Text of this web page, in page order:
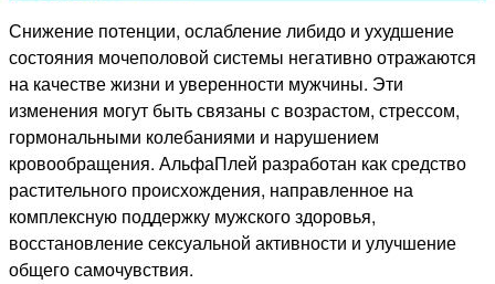
Снижение потенции, ослабление либидо и ухудшение
состояния мочеполовой системы негативно отражаются
на качестве жизни и уверенности мужчины. Эти
изменения могут быть связаны с возрастом, стрессом,
гормональными колебаниями и нарушением
кровообращения. АльфаПлей разработан как средство
растительного происхождения, направленное на
комплексную поддержку мужского здоровья,
восстановление сексуальной активности и улучшение
общего самочувствия.